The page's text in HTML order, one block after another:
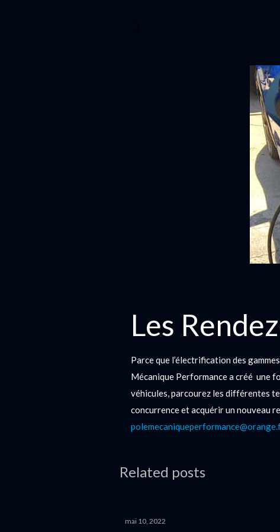
Les
Parce que l’électrification des
Mécanique Performance a créé une
véhicules, parcourez les différentes
concurrence et acquérir un nouveau
Related posts
mai 10, 2022